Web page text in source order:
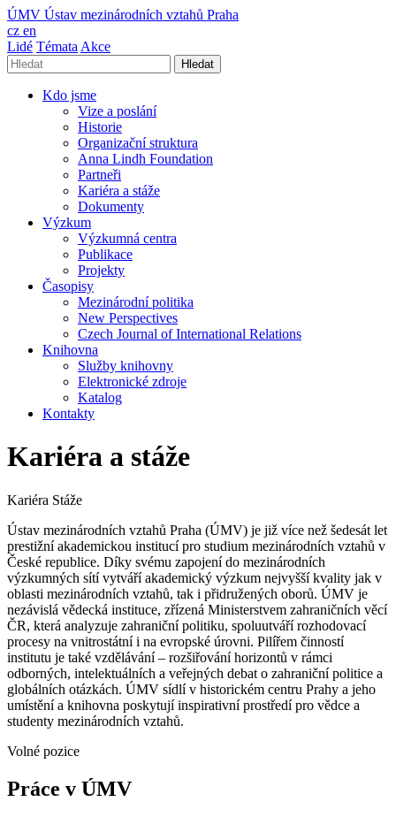
ÚMV Ústav mezinárodních vztahů Praha
cz en
Lidé Témata Akce
Hledat
Kdo jsme
Vize a poslání
Historie
Organizační struktura
Anna Lindh Foundation
Partneři
Kariéra a stáže
Dokumenty
Výzkum
Výzkumná centra
Publikace
Projekty
Časopisy
Mezinárodní politika
New Perspectives
Czech Journal of International Relations
Knihovna
Služby knihovny
Elektronické zdroje
Katalog
Kontakty
Kariéra a stáže
Kariéra Stáže
Ústav mezinárodních vztahů Praha (ÚMV) je již více než šedesát let
prestižní akademickou institucí pro studium mezinárodních vztahů v
České republice. Díky svému zapojení do mezinárodních
výzkumných sítí vytváří akademický výzkum nejvyšší kvality jak v
oblasti mezinárodních vztahů, tak i přidružených oborů. ÚMV je
nezávislá vědecká instituce, zřízená Ministerstvem zahraničních věcí
ČR, která analyzuje zahraniční politiku, spoluutváří rozhodovací
procesy na vnitrostátní i na evropské úrovni. Pilířem činností
institutu je také vzdělávání – rozšiřování horizontů v rámci
odborných, intelektuálních a veřejných debat o zahraniční politice a
globálních otázkách. ÚMV sídlí v historickém centru Prahy a jeho
umístění a knihovna poskytují inspirativní prostředí pro vědce a
studenty mezinárodních vztahů.
Volné pozice
Práce v ÚMV